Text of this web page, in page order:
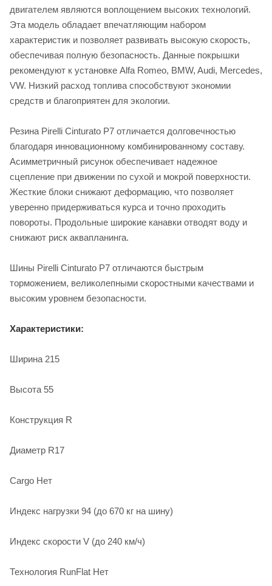
двигателем являются воплощением высоких технологий.
Эта модель обладает впечатляющим набором
характеристик и позволяет развивать высокую скорость,
обеспечивая полную безопасность. Данные покрышки
рекомендуют к установке Alfa Romeo, BMW, Audi, Mercedes,
VW. Низкий расход топлива способствуют экономии
средств и благоприятен для экологии.
Резина Рirelli Cinturato P7 отличается долговечностью
благодаря инновационному комбинированному составу.
Асимметричный рисунок обеспечивает надежное
сцепление при движении по сухой и мокрой поверхности.
Жесткие блоки снижают деформацию, что позволяет
уверенно придерживаться курса и точно проходить
повороты. Продольные широкие канавки отводят воду и
снижают риск аквапланинга.
Шины Рirelli Cinturato P7 отличаются быстрым
торможением, великолепными скоростными качествами и
высоким уровнем безопасности.
Характеристики:
Ширина 215
Высота 55
Конструкция R
Диаметр R17
Cargo Нет
Индекс нагрузки 94 (до 670 кг на шину)
Индекс скорости V (до 240 км/ч)
Технология RunFlat Нет